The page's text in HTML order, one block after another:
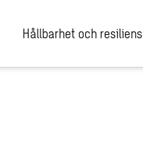
Hållbarhet och resiliens